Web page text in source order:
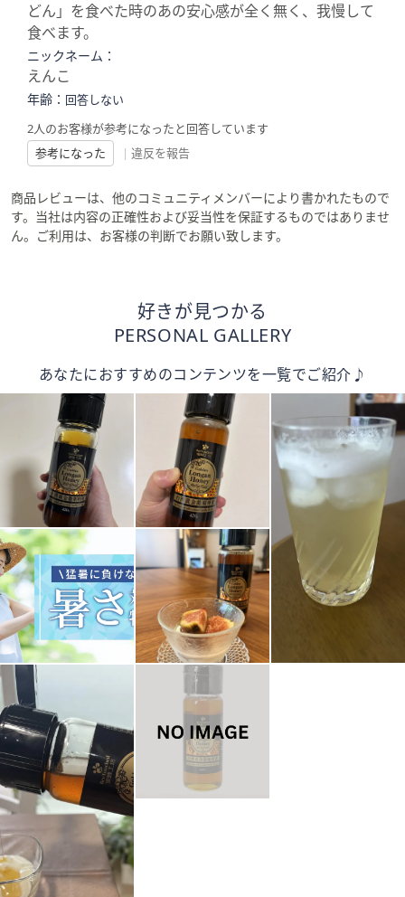
どん」を食べた時のあの安心感が全く無く、我慢して
食べます。
ニックネーム：
えんこ
年齢： 回答しない
2人のお客様が参考になったと回答しています
参考になった
| 違反を報告
商品レビューは、他のコミュニティメンバーにより書かれたもので
す。当社は内容の正確性および妥当性を保証するものではありませ
ん。ご利用は、お客様の判断でお願い致します。
好きが見つかる
PERSONAL GALLERY
あなたにおすすめのコンテンツを一覧でご紹介♪